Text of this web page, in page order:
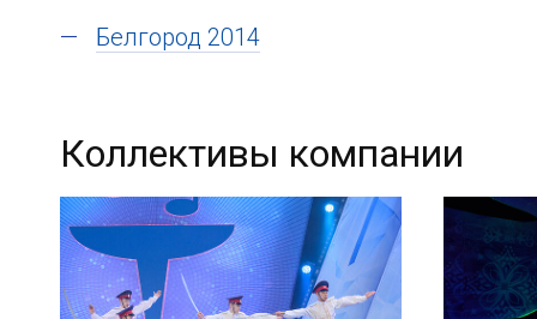
Белгород 2014
Коллективы компании